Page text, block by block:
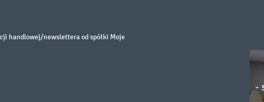
handlowej/newslettera od spółki Moje